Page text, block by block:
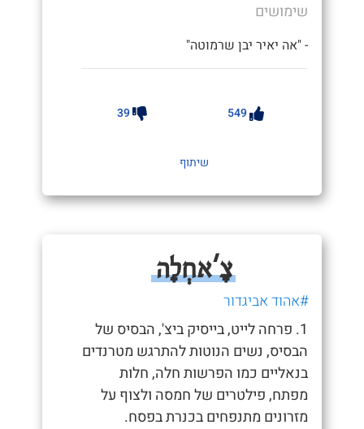
שימושים
- "אה יאיר יבן שרמוטה"
549
39
שיתוף
צָ'אחְלָה
#אהוד אביגדור
1. פרחה לייט, בייסיק ביצ', הבסיס של
הבסיס, נשים הנוטות להתרגש מטרנדים
בנאליים כמו הפרשות חלה, חלות
מפתח, פילטרים של חמסה ולצוף על
מזרונים מתנפחים בכנרת בפסח.